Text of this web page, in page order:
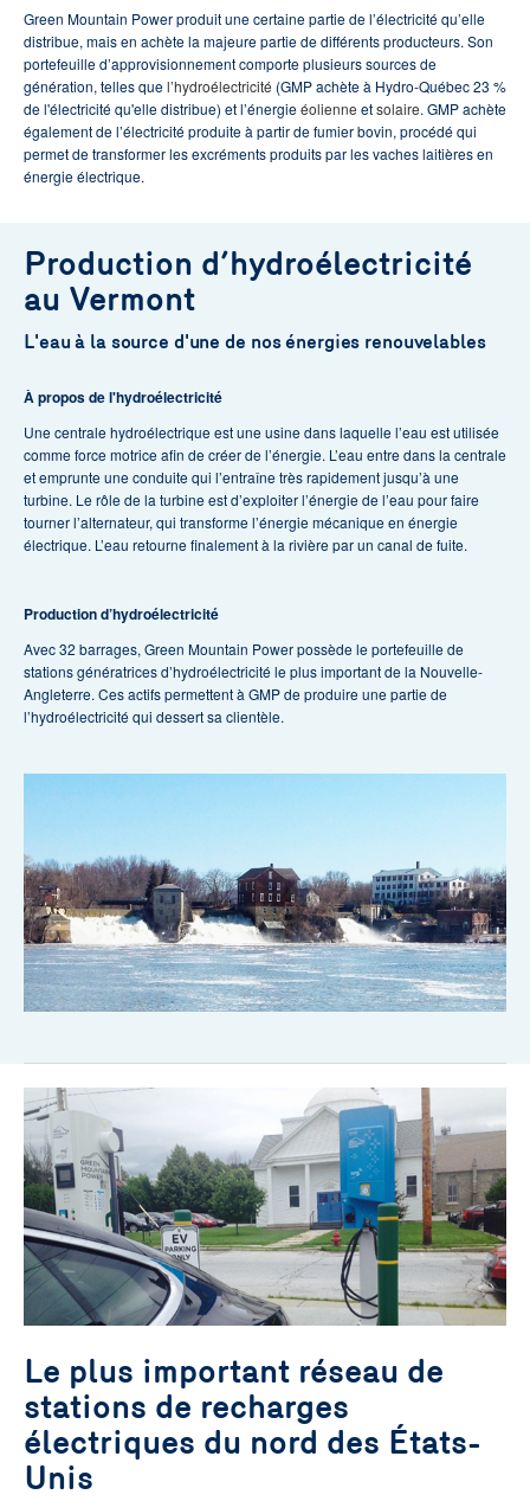
Green Mountain Power produit une certaine partie de l’électricité qu’elle
distribue, mais en achète la majeure partie de différents producteurs. Son
portefeuille d’approvisionnement comporte plusieurs sources de
génération, telles quel’hydroélectricité (GMP achète à Hydro-Québec 23 %
de l'électricité qu'elle distribue) et l’énergieéolienne etsolaire. GMP achète
également de l’électricité produite à partir de fumier bovin, procédé qui
permet de transformer les excréments produits par les vaches laitières en
énergie électrique.
Production d’hydroélectricité
au Vermont
L'eau à la source d'une de nos énergies renouvelables
À propos de l'hydroélectricité
Une centrale hydroélectrique est une usine dans laquelle l’eau est utilisée
comme force motrice afin de créer de l’énergie. L’eau entre dans la centrale
et emprunte une conduite qui l’entraîne très rapidement jusqu’à une
turbine. Le rôle de la turbine est d’exploiter l’énergie de l’eau pour faire
tourner l’alternateur, qui transforme l’énergie mécanique en énergie
électrique. L’eau retourne finalement à la rivière par un canal de fuite.
Production d’hydroélectricité
Avec 32 barrages, Green Mountain Power possède le portefeuille de
stations génératrices d’hydroélectricité le plus important de la Nouvelle-
Angleterre. Ces actifs permettent à GMP de produire une partie de
l’hydroélectricité qui dessert sa clientèle.
Le plus important réseau de
stations de recharges
électriques du nord des États-
Unis